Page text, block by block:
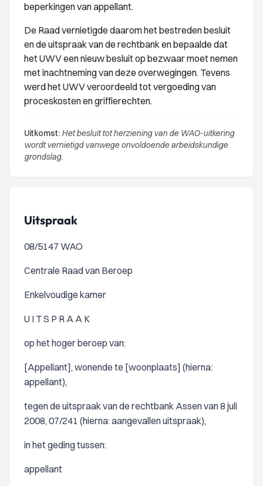
beperkingen van appellant.
De Raad vernietigde daarom het bestreden besluit
en de uitspraak van de rechtbank en bepaalde dat
het UWV een nieuw besluit op bezwaar moet nemen
met inachtneming van deze overwegingen. Tevens
werd het UWV veroordeeld tot vergoeding van
proceskosten en griffierechten.
Uitkomst: Het besluit tot herziening van de WAO-uitkering
wordt vernietigd vanwege onvoldoende arbeidskundige
grondslag.
Uitspraak
08/5147 WAO
Centrale Raad van Beroep
Enkelvoudige kamer
U I T S P R A A K
op het hoger beroep van:
[Appellant], wonende te [woonplaats] (hierna:
appellant),
tegen de uitspraak van de rechtbank Assen van 8 juli
2008, 07/241 (hierna: aangevallen uitspraak),
in het geding tussen:
appellant